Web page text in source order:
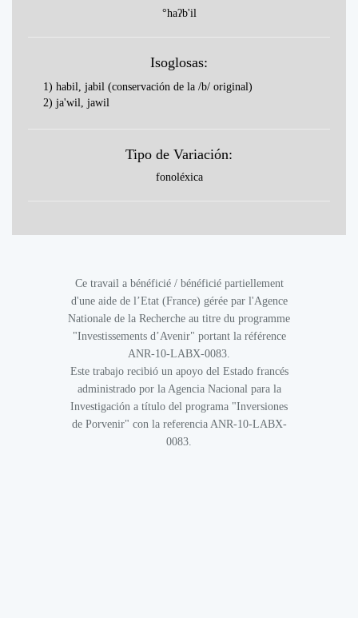
°haʔb'il
Isoglosas:
1) habil, jabil (conservación de la /b/ original)
2) ja'wil, jawil
Tipo de Variación:
fonoléxica
Ce travail a bénéficié / bénéficié partiellement
d'une aide de l’Etat (France) gérée par l'Agence
Nationale de la Recherche au titre du programme
"Investissements d’Avenir" portant la référence
ANR-10-LABX-0083.
Este trabajo recibió un apoyo del Estado francés
administrado por la Agencia Nacional para la
Investigación a título del programa "Inversiones
de Porvenir" con la referencia ANR-10-LABX-
0083.